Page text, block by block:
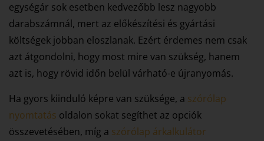
egységár sok esetben kedvezőbb lesz nagyobb
darabszámnál, mert az előkészítési és gyártási
költségek jobban eloszlanak. Ezért érdemes nem csak
azt átgondolni, hogy most mire van szükség, hanem
azt is, hogy rövid időn belül várható-e újranyomás.
Ha gyors kiinduló képre van szüksége, a szórólap
nyomtatás oldalon sokat segíthet az opciók
összevetésében, míg a szórólap árkalkulátor